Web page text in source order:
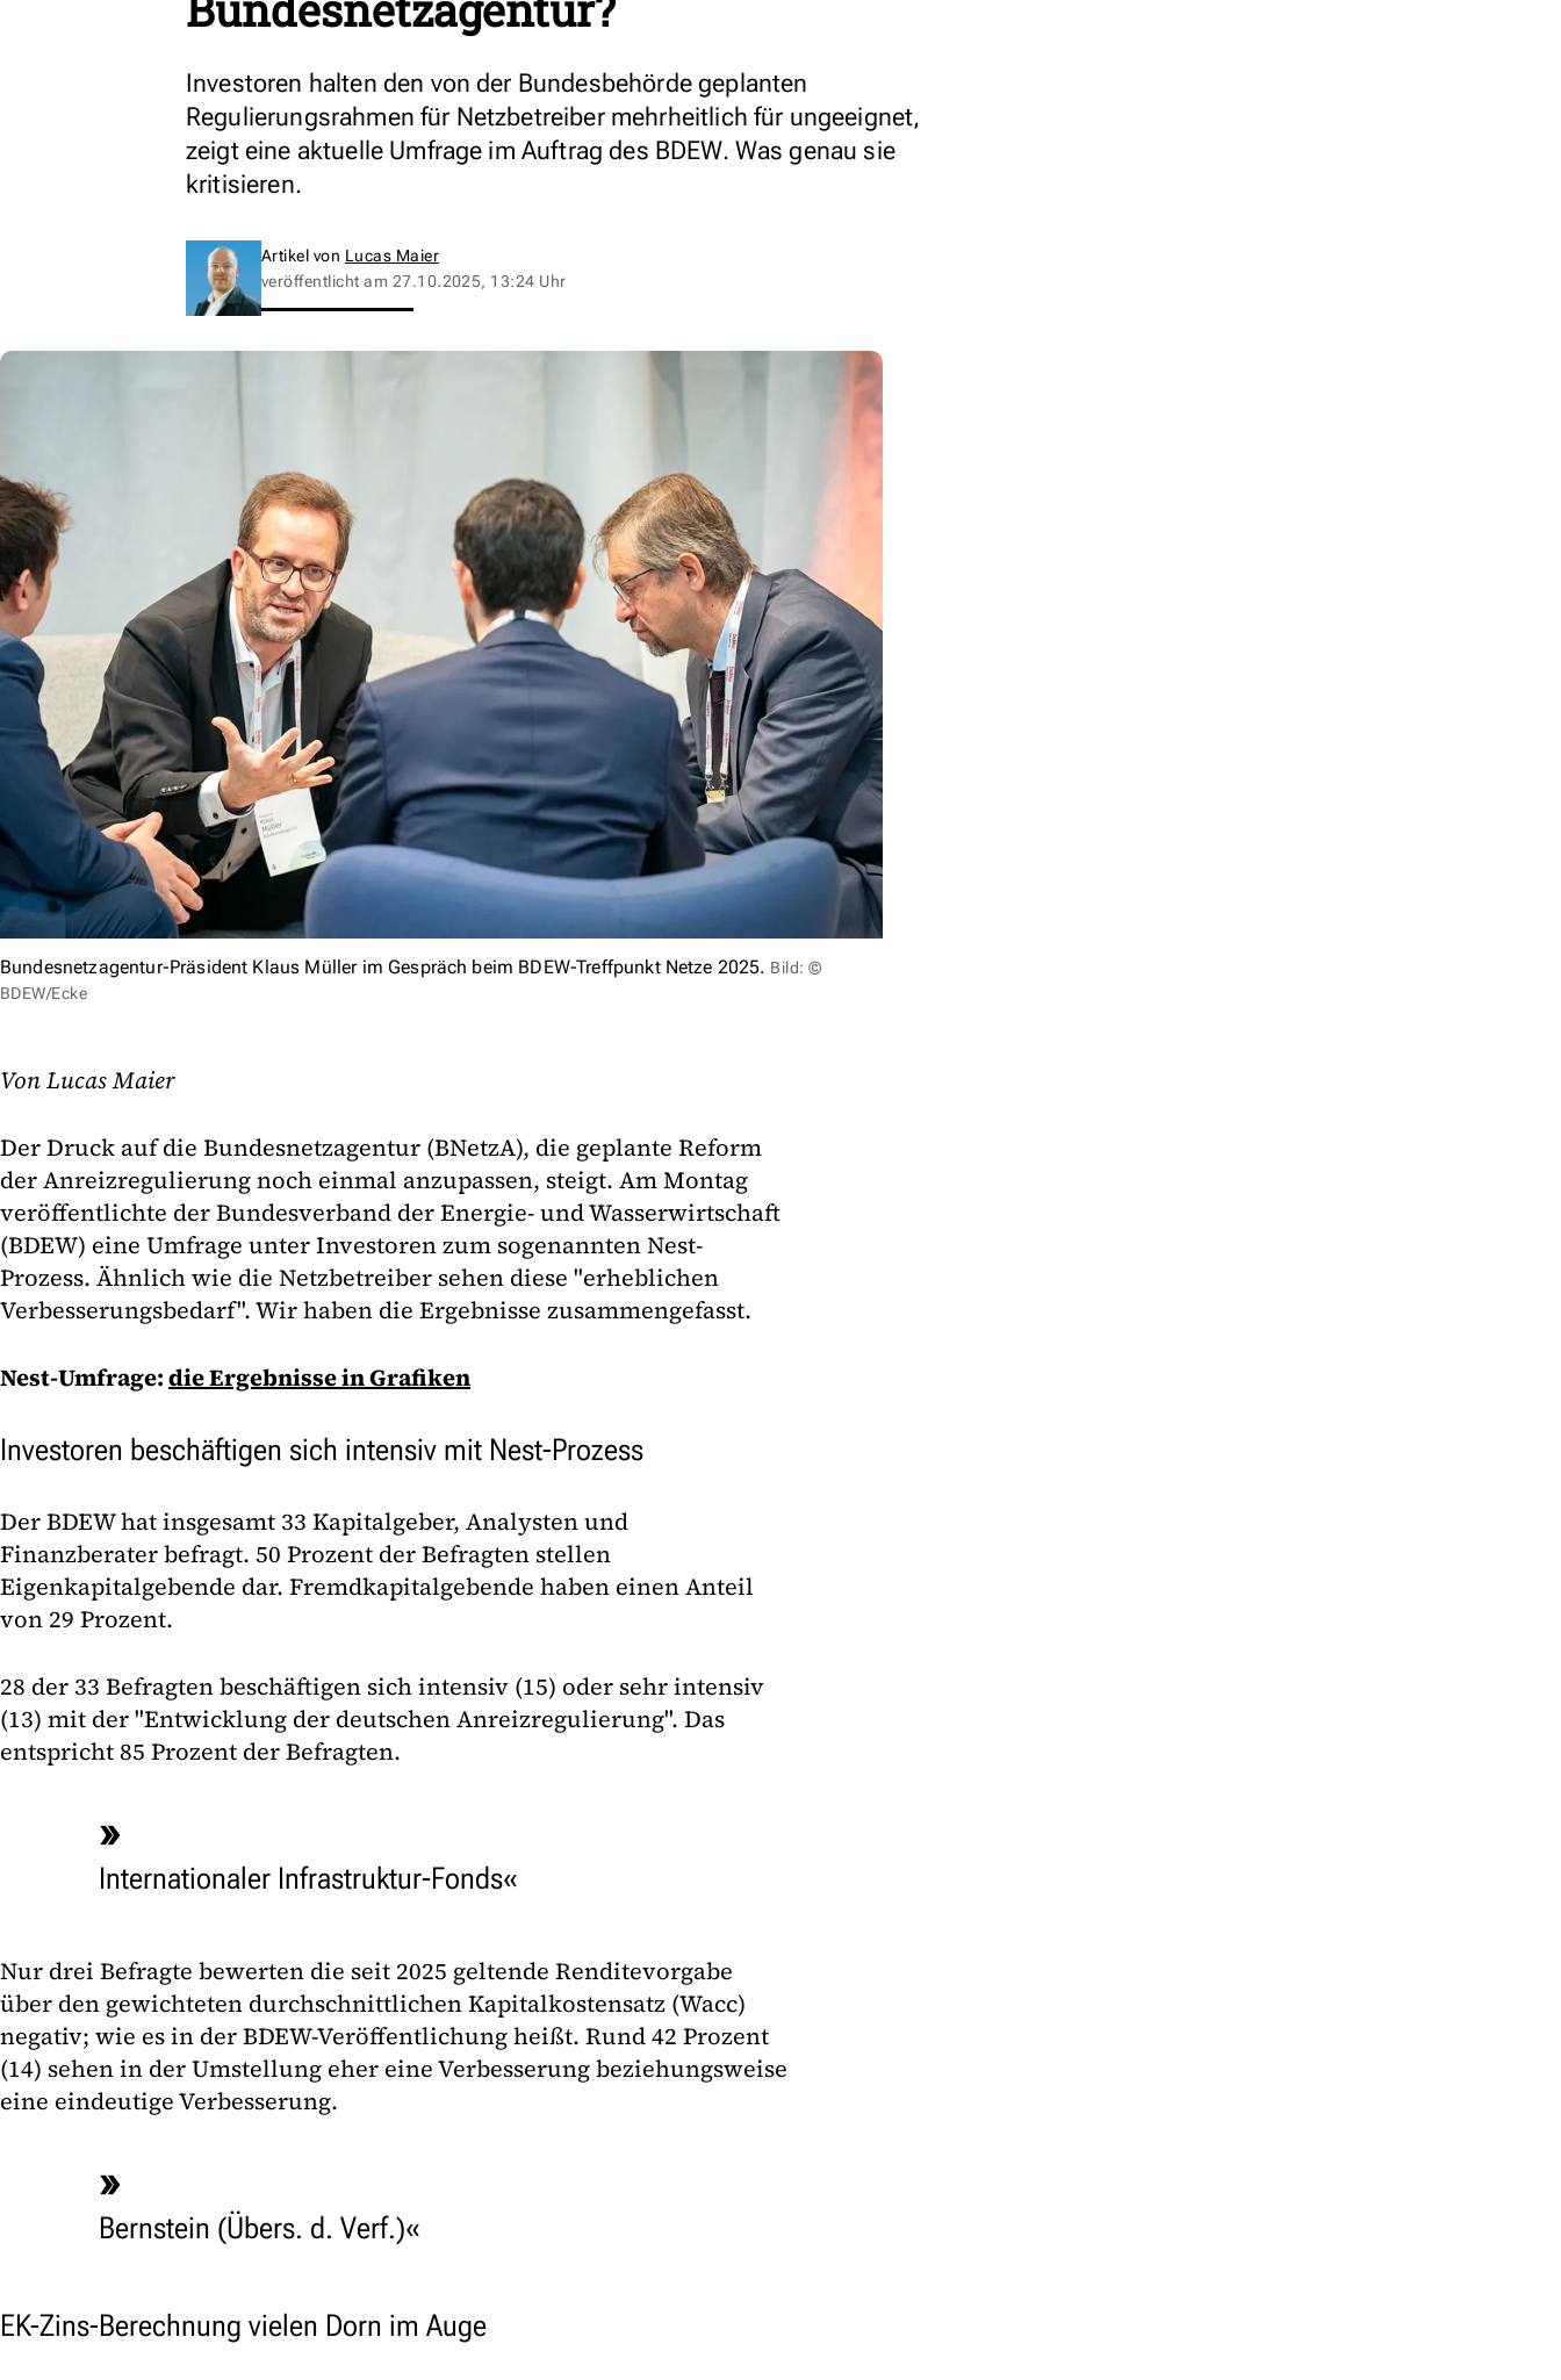
Investoren halten den von der Bundesbehörde geplanten
Regulierungsrahmen für Netzbetreiber mehrheitlich für ungeeignet,
zeigt eine aktuelle Umfrage im Auftrag des BDEW. Was genau sie
kritisieren.
Artikel von Lucas Maier
veröffentlicht am 27.10.2025, 13:24 Uhr
Bundesnetzagentur-Präsident Klaus Müller im Gespräch beim BDEW-Treffpunkt Netze 2025. Bild: ©
BDEW/Ecke
Von Lucas Maier
Der Druck auf die Bundesnetzagentur (BNetzA), die geplante Reform
der Anreizregulierung noch einmal anzupassen, steigt. Am Montag
veröffentlichte der Bundesverband der Energie- und Wasserwirtschaft
(BDEW) eine Umfrage unter Investoren zum sogenannten Nest-
Prozess. Ähnlich wie die Netzbetreiber sehen diese "erheblichen
Verbesserungsbedarf". Wir haben die Ergebnisse zusammengefasst.
Nest-Umfrage:die Ergebnisse in Grafiken
Investoren beschäftigen sich intensiv mit Nest-Prozess
Der BDEW hat insgesamt 33 Kapitalgeber, Analysten und
Finanzberater befragt. 50 Prozent der Befragten stellen
Eigenkapitalgebende dar. Fremdkapitalgebende haben einen Anteil
von 29 Prozent.
28 der 33 Befragten beschäftigen sich intensiv (15) oder sehr intensiv
(13) mit der "Entwicklung der deutschen Anreizregulierung". Das
entspricht 85 Prozent der Befragten.
Internationaler Infrastruktur-Fonds
Nur drei Befragte bewerten die seit 2025 geltende Renditevorgabe
über den gewichteten durchschnittlichen Kapitalkostensatz (Wacc)
negativ; wie es in der BDEW-Veröffentlichung heißt. Rund 42 Prozent
(14) sehen in der Umstellung eher eine Verbesserung beziehungsweise
eine eindeutige Verbesserung.
Bernstein (Übers. d. Verf.)
EK-Zins-Berechnung vielen Dorn im Auge